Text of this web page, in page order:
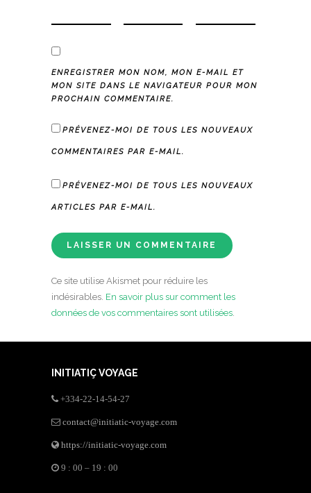
ENREGISTRER MON NOM, MON E-MAIL ET
MON SITE DANS LE NAVIGATEUR POUR MON
PROCHAIN COMMENTAIRE.
PRÉVENEZ-MOI DE TOUS LES NOUVEAUX
COMMENTAIRES PAR E-MAIL.
PRÉVENEZ-MOI DE TOUS LES NOUVEAUX
ARTICLES PAR E-MAIL.
Ce site utilise Akismet pour réduire les
indésirables. En savoir plus sur comment les
données de vos commentaires sont utilisées.
INITIATIÇ VOYAGE
+334-22-14-54-27
contact@initiatic-voyage.com
https://initiatic-voyage.com
9 : 00 – 19 : 00